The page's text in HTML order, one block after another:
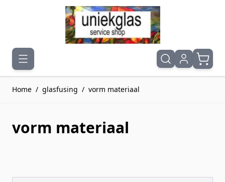
Ga naar de inhoud
Home / glasfusing / vorm materiaal
vorm materiaal